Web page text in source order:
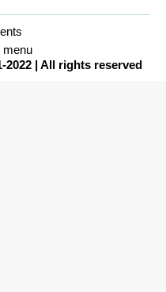
menu
2022 | All rights reserved